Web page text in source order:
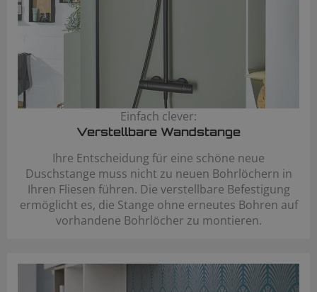
Einfach clever:
Verstellbare Wandstange
Ihre Entscheidung für eine schöne neue
Duschstange muss nicht zu neuen Bohrlöchern in
Ihren Fliesen führen. Die verstellbare Befestigung
ermöglicht es, die Stange ohne erneutes Bohren auf
vorhandene Bohrlöcher zu montieren.